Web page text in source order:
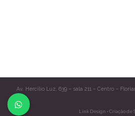
Av. Hercílio Luz, 639 – sala 211 – Centro –
Link Design • Criação de